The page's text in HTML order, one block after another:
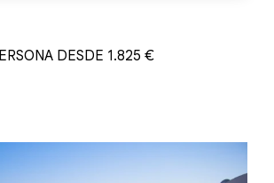
DESDE 1.825 €